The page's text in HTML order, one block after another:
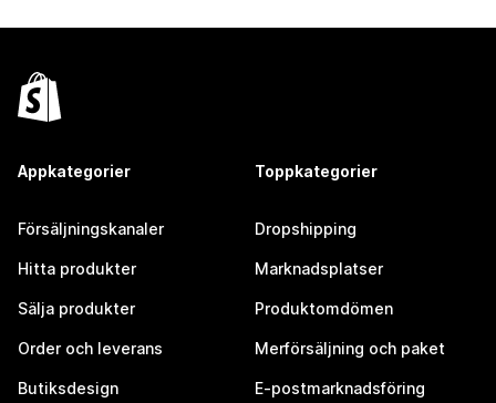
Appkategorier
Försäljningskanaler
Hitta produkter
Sälja produkter
Order och leverans
Butiksdesign
Toppkategorier
Dropshipping
Marknadsplatser
Produktomdömen
Merförsäljning och paket
E-postmarknadsföring